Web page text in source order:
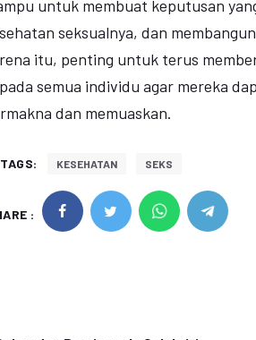
untuk membuat keputusan
seksualnya, dan
itu, penting untuk terus
semua individu agar mereka
dan memuaskan.
TAGS: KESEHATAN SEKS
: